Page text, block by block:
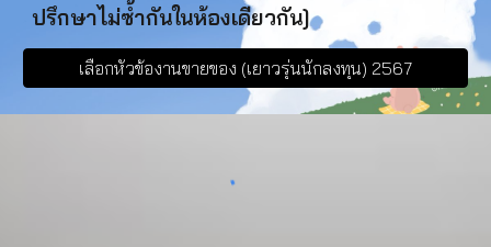
ปรึกษาไม่ซ้ำกันในห้องเดียวกัน]
เลือกหัวข้องานขายของ (เยาวรุ่นนักลงทุน) 2567